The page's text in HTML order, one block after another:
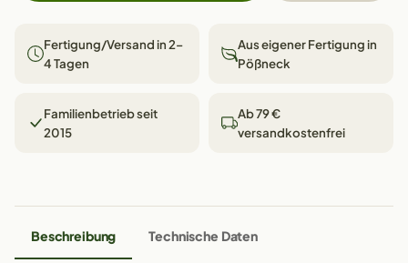
Fertigung/Versand in 2–
4 Tagen
Aus eigener Fertigung in
Pößneck
Familienbetrieb seit
2015
Ab 79 €
versandkostenfrei
Beschreibung Technische Daten